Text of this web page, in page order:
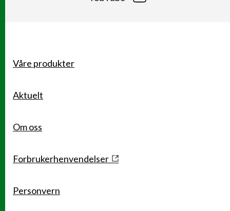
Snarveier
Våre produkter
Aktuelt
Om oss
Forbrukerhenvendelser
Personvern